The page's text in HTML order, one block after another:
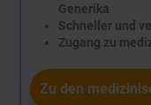
Generika
Schneller und
Zugang zu
Zu den